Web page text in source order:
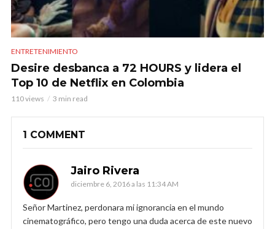
ENTRETENIMIENTO
Desire desbanca a 72 HOURS y lidera el
Top 10 de Netflix en Colombia
110 views 3 min read
1 COMMENT
Jairo Rivera
diciembre 6, 2016 a las 11:34 AM
Señor Martinez, perdonara mi ignorancia en el mundo
cinematográfico, pero tengo una duda acerca de este nuevo